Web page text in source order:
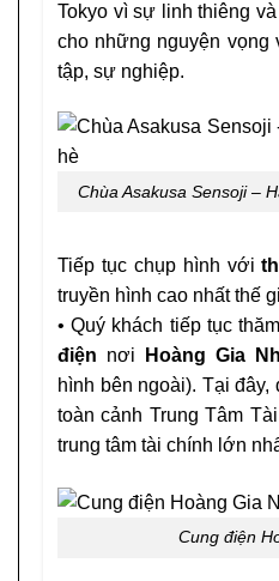
Tokyo vì sự linh thiêng
cho những nguyện vọng
tập, sự nghiệp.
Chùa Asakusa Sensoji –
Tiếp tục chụp hình với
truyền hình cao nhất thế
• Quý khách tiếp tục
điện nơi Hoàng Gia
hình bên ngoài). Tại đây,
toàn cảnh Trung Tâm
trung tâm tài chính lớn
Cung điện